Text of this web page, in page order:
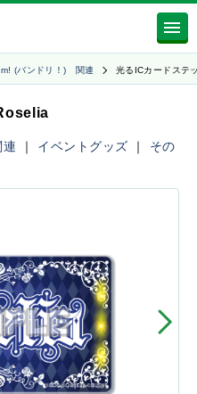
(バンドリ！) 関連 光るICカードステ
｜ イベントグッズ ｜ その